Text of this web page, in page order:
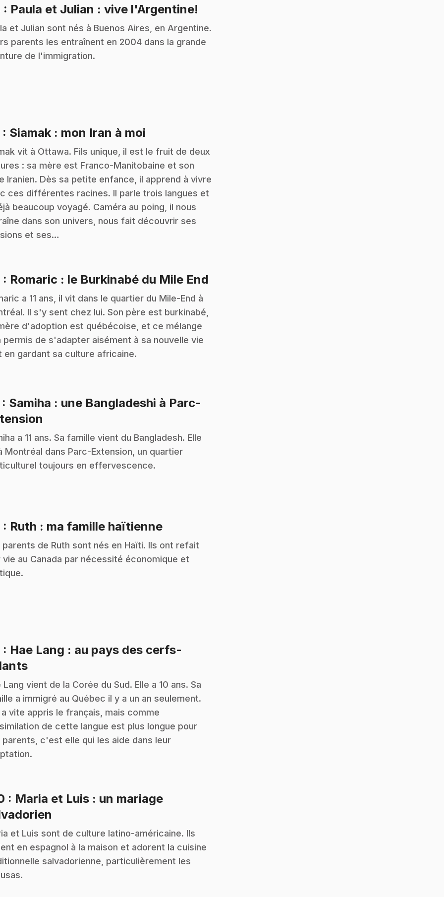
: Paula et Julian : vive l'Argentine!
et Julian sont nés à Buenos Aires, en Argentine.
parents les entraînent en 2004 dans la grande
de l'immigration.
: Siamak : mon Iran à moi
vit à Ottawa. Fils unique, il est le fruit de deux
: sa mère est Franco-Manitobaine et son
Iranien. Dès sa petite enfance, il apprend à vivre
ces différentes racines. Il parle trois langues et
beaucoup voyagé. Caméra au poing, il nous
dans son univers, nous fait découvrir ses
et ses…
: Romaric : le Burkinabé du Mile End
a 11 ans, il vit dans le quartier du Mile-End à
Il s'y sent chez lui. Son père est burkinabé,
d'adoption est québécoise, et ce mélange
permis de s'adapter aisément à sa nouvelle vie
en gardant sa culture africaine.
: Samiha : une Bangladeshi à Parc-
a 11 ans. Sa famille vient du Bangladesh. Elle
Montréal dans Parc-Extension, un quartier
toujours en effervescence.
: Ruth : ma famille haïtienne.
parents de Ruth sont nés en Haïti. Ils ont refait
vie au Canada par nécessité économique et
: Hae Lang : au pays des cerfs-
.
Lang vient de la Corée du Sud. Elle a 10 ans. Sa
a immigré au Québec il y a un an seulement.
a vite appris le français, mais comme
de cette langue est plus longue pour
parents, c'est elle qui les aide dans leur
: Maria et Luis : un mariage
et Luis sont de culture latino-américaine. Ils
en espagnol à la maison et adorent la cuisine
salvadorienne, particulièrement les